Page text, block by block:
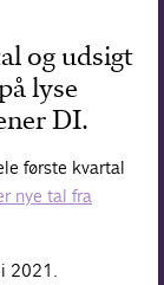
og udsigt
lyse
DI.
første kvartal
nye tal fra
2021.